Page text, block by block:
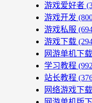
游戏爱好者
游戏开发
游戏私服
游戏下载
网游单机下载
学习教程
站长教程
网络游戏下载